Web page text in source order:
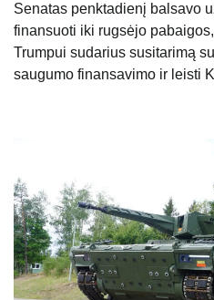
Senatas penktadienį balsavo
finansuoti iki rugsėjo
Trumpui sudarius susitarimą
saugumo finansavimo ir leisti